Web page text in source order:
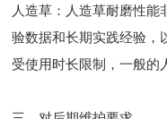
人造草 ：人造草耐磨性能
验数据和长期实践经验，
受使用时长限制，一般的